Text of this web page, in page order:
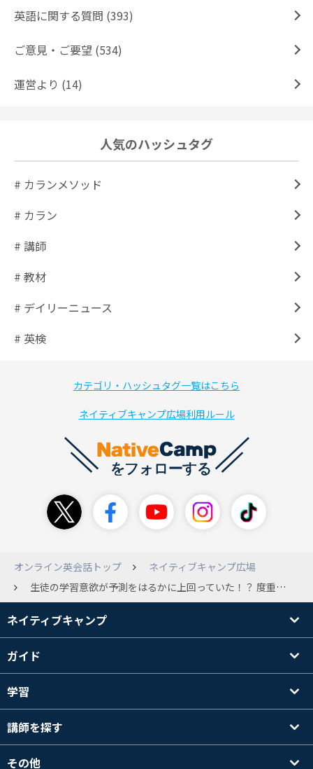
英語に関する質問 (393)
ご意見・ご要望 (534)
運営より (14)
人気のハッシュタグ
# カランメソッド
# カラン
# 講師
# 教材
# デイリーニュース
# 英検
カテゴリ・ハッシュタグ一覧はこちら
ネイティブキャンプ広場利用ルール
オンライン英会話トップ
ネイティブキャンプ広場
生徒の学習意欲が予測をはるかに上回っていた！？ 度重なるルール変更は、目指していたビジネスモデルが成り立たなかった証ではないでしょうか。 「〇〇放題」で会社が利益を上げるには、絶妙な価格設定、コストの徹底削減、そして一定割合の「元の取れないお客」を見込んでいる。 ところが思ったほどに「元を取らないでいてくれるお客」が少なかったか、それを凌駕するほどに取りまくってるお客が多かった。 そこを読み間違えたから価格設定にも無理が出た。格安のファミリープラン使って家族中で取りまくるお客がこんなにいるとは…。 コストの大部分を占める人件費も、かなり悪条件に抑えているけど（その代わり融通の利く勤務時間とかで埋め合わせ）、講師が事業の最重要資本だから限界がある。 定額だからと、例えば日本人講師と日本語で雑談しに来るだけのお客とか子守り押し付けるためにレッスンに入るお客がいて、それでも講師に支払いは発生するし。（もちろんこんなレッスン、講師だって嫌だけど） でも定額7,000円ポッキリが売りだから引っ込みつかなくて、あれやこれやと小手先の改変。 それにしても、会員の学習意欲（ばかりでは無いとは承知してますが）がすごいってことですよね。 私なんてまだまだです…。なんか、もっとがんばろうって気持ちも出てきた。ここでじゃないかも知れないけど(笑)
ネイティブキャンプ
ガイド
学習
講師を探す
その他